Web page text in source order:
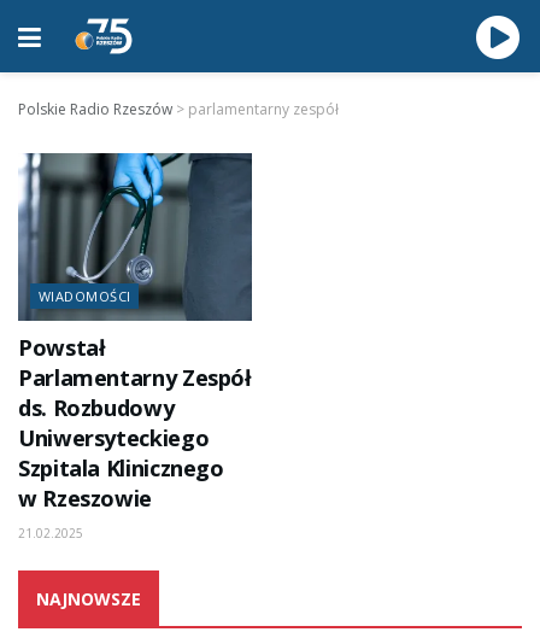
Polskie Radio Rzeszów > parlamentarny zespół
WIADOMOŚCI
Powstał
Parlamentarny Zespół
ds. Rozbudowy
Uniwersyteckiego
Szpitala Klinicznego
w Rzeszowie
21.02.2025
NAJNOWSZE